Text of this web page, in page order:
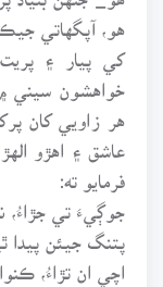
هو، آپگهاتي
کي پيار ۽
خواهشون سيني
هر زاويي کان
عاشق ۽ اهڙو
فرمايو ته:
جوڳيءَ تي جڙاءُ،
پتنگ جيئن پيدا
اچي ان تڙاءُ،